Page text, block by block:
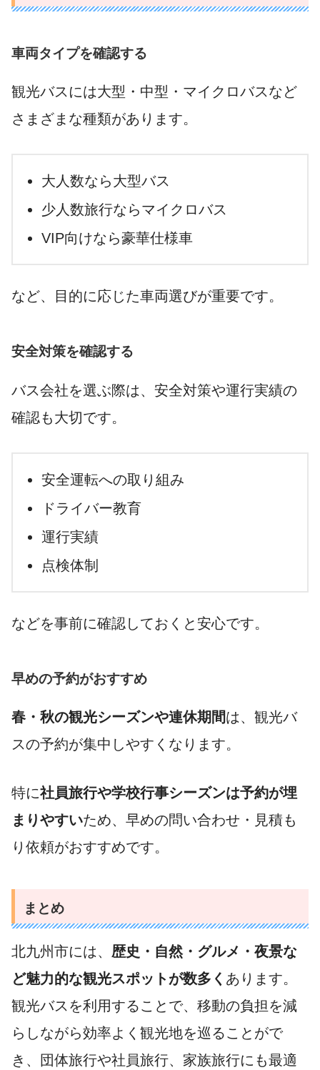
車両タイプを確認する
観光バスには大型・中型・マイクロバスなど
さまざまな種類があります。
大人数なら大型バス
少人数旅行ならマイクロバス
VIP向けなら豪華仕様車
など、目的に応じた車両選びが重要です。
安全対策を確認する
バス会社を選ぶ際は、安全対策や運行実績の
確認も大切です。
安全運転への取り組み
ドライバー教育
運行実績
点検体制
などを事前に確認しておくと安心です。
早めの予約がおすすめ
春・秋の観光シーズンや連休期間は、観光バ
スの予約が集中しやすくなります。
特に社員旅行や学校行事シーズンは予約が埋
まりやすいため、早めの問い合わせ・見積も
り依頼がおすすめです。
まとめ
北九州市には、 歴史・自然・グルメ・夜景な
ど魅力的な観光スポットが数多く あります。
観光バスを利用することで、移動の負担を減
らしながら効率よく観光地を巡ることがで
き、団体旅行や社員旅行、家族旅行にも最適